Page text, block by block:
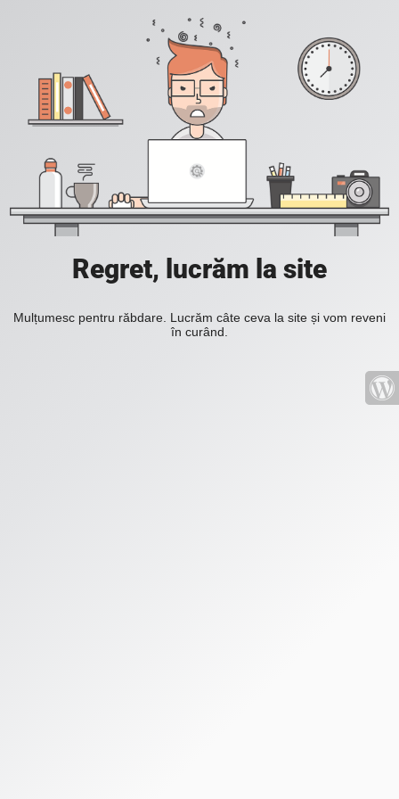
Regret, lucrăm la site
Mulțumesc pentru răbdare. Lucrăm câte ceva la site și vom reveni
în curând.